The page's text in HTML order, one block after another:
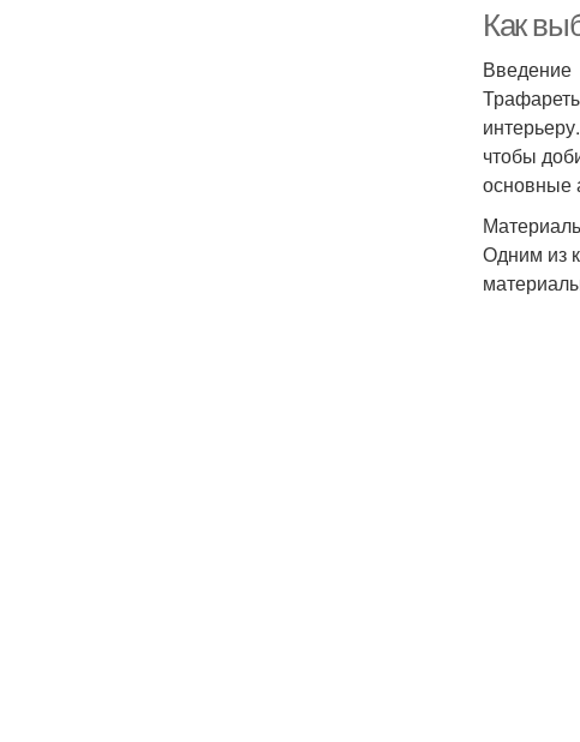
Как
Введение
чтобы
основные
Одним из